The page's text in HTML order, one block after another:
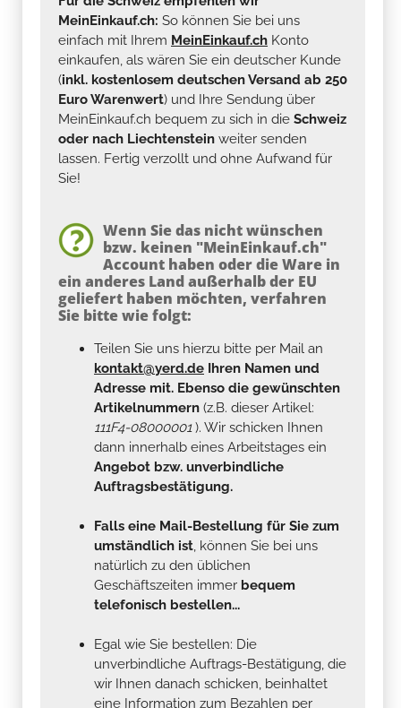
MeinEinkauf.ch: So können Sie bei uns
einfach mit Ihrem MeinEinkauf.ch Konto
einkaufen, als wären Sie ein deutscher Kunde
(inkl. kostenlosem deutschen Versand ab 250
Euro Warenwert) und Ihre Sendung über
MeinEinkauf.ch bequem zu sich in die Schweiz
oder nach Liechtenstein weiter senden
lassen. Fertig verzollt und ohne Aufwand für
Sie!
Wenn Sie das nicht wünschen
bzw. keinen "MeinEinkauf.ch"
Account haben oder die Ware in
ein anderes Land außerhalb der EU
geliefert haben möchten, verfahren
Sie bitte wie folgt:
Teilen Sie uns hierzu bitte per Mail an
kontakt@yerd.de Ihren Namen und
Adresse mit. Ebenso die gewünschten
Artikelnummern (z.B. dieser Artikel:
111F4-08000001). Wir schicken Ihnen
dann innerhalb eines Arbeitstages ein
Angebot bzw. unverbindliche
Auftragsbestätigung.
Falls eine Mail-Bestellung für Sie zum
umständlich ist, können Sie bei uns
natürlich zu den üblichen
Geschäftszeiten immer bequem
telefonisch bestellen...
Egal wie Sie bestellen: Die
unverbindliche Auftrags-Bestätigung, die
wir Ihnen danach schicken, beinhaltet
eine Information zum Bezahlen per